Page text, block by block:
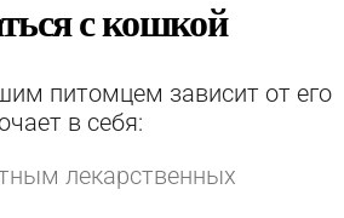
с кошкой
питомцем зависит от его
в себя:
лекарственных